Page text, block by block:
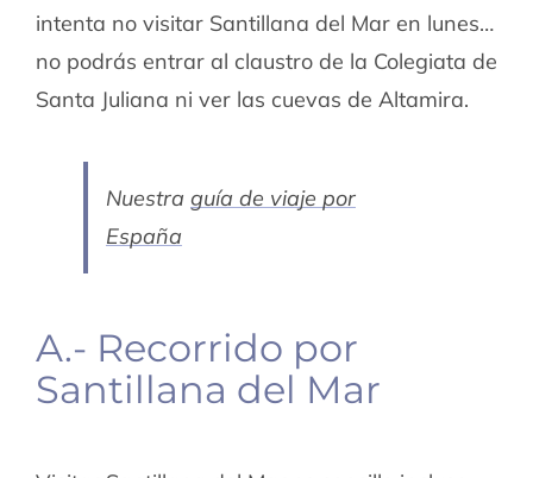
intenta no visitar Santillana del Mar en lunes…
no podrás entrar al claustro de la Colegiata de
Santa Juliana ni ver las cuevas de Altamira.
Nuestra guía de viaje por
España
A.- Recorrido por
Santillana del Mar